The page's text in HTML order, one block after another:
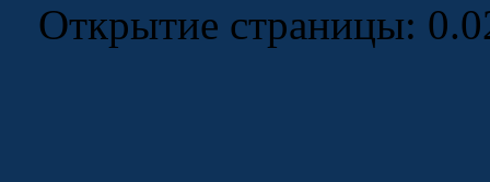
Открытие страницы: